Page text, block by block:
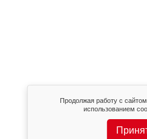
Продолжая работу с
использованием